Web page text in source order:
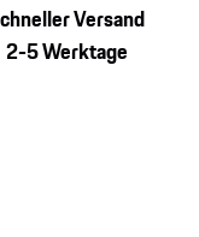
Versand
2-5 Werktage